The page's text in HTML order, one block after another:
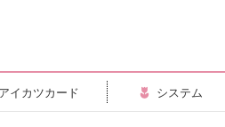
アイカツカード システム